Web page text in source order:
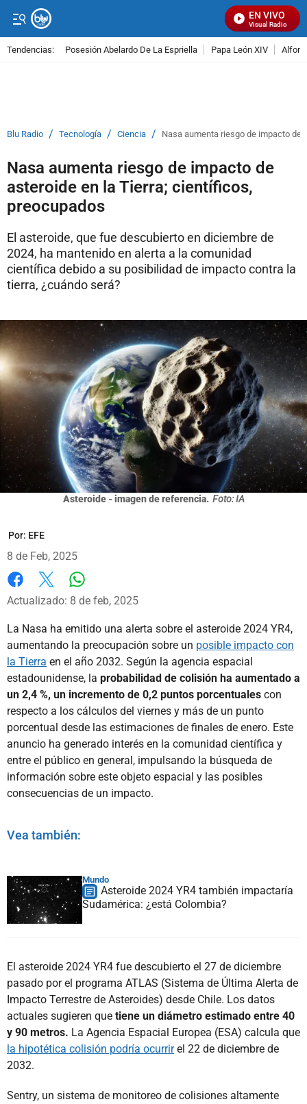
EN VIVO
Señal Visual Radio
Tendencias: Posesión Abelardo De La Espriella Papa León XIV
Blu Radio / Tecnología / Ciencia / Nasa aumenta riesgo de impacto de
Nasa aumenta riesgo de impacto de
asteroide en la Tierra; científicos,
preocupados
El asteroide, que fue descubierto en diciembre de
2024, ha mantenido en alerta a la comunidad
científica debido a su posibilidad de impacto contra la
tierra, ¿cuándo será?
Asteroide - imagen de referencia. Foto: IA
Por: EFE
8 de Feb, 2025
Facebook
X
Actualizado: 8 de feb, 2025
La Nasa ha emitido una alerta sobre el asteroide 2024 YR4,
aumentando la preocupación sobre un posible impacto con
la Tierra en el año 2032. Según la agencia espacial
estadounidense, la probabilidad de colisión ha aumentado a
un 2,4 %, un incremento de 0,2 puntos porcentuales con
respecto a los cálculos del viernes y más de un punto
porcentual desde las estimaciones de finales de enero. Este
anuncio ha generado interés en la comunidad científica y
entre el público en general, impulsando la búsqueda de
información sobre este objeto espacial y las posibles
consecuencias de un impacto.
Vea también:
Mundo
Asteroide 2024 YR4 también impactaría
Sudamérica: ¿está Colombia?
El asteroide 2024 YR4 fue descubierto el 27 de diciembre
pasado por el programa ATLAS (Sistema de Última Alerta de
Impacto Terrestre de Asteroides) desde Chile. Los datos
actuales sugieren que tiene un diámetro estimado entre 40
y 90 metros. La Agencia Espacial Europea (ESA) calcula que
la hipotética colisión podría ocurrirel 22 de diciembre de
2032.
Sentry, un sistema de monitoreo de colisiones altamente